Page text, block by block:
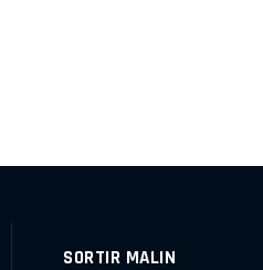
SORTIR MALIN